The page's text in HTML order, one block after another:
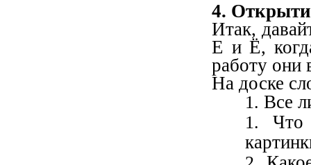
4.
Итак,
Е и Ё,
работу они
На доске
Все